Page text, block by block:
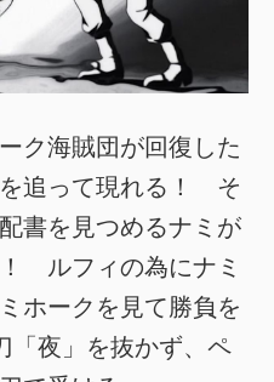
ク海賊団が回復した
追って現れる！ そ
書を見つめるナミが
ルフィの為にナミ
ホークを見て勝負を
夜」を抜かず、ペ